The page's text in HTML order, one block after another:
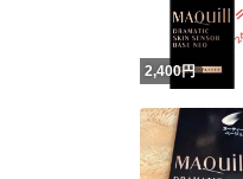
2,400円